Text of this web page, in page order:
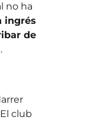
no ha
ingrés
de
club